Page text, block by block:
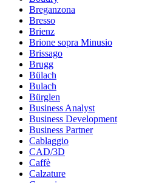
Breganzona
Bresso
Brienz
Brione sopra Minusio
Brissago
Brugg
Bülach
Bulach
Bürglen
Business Analyst
Business Development
Business Partner
Cablaggio
CAD/3D
Caffè
Calzature